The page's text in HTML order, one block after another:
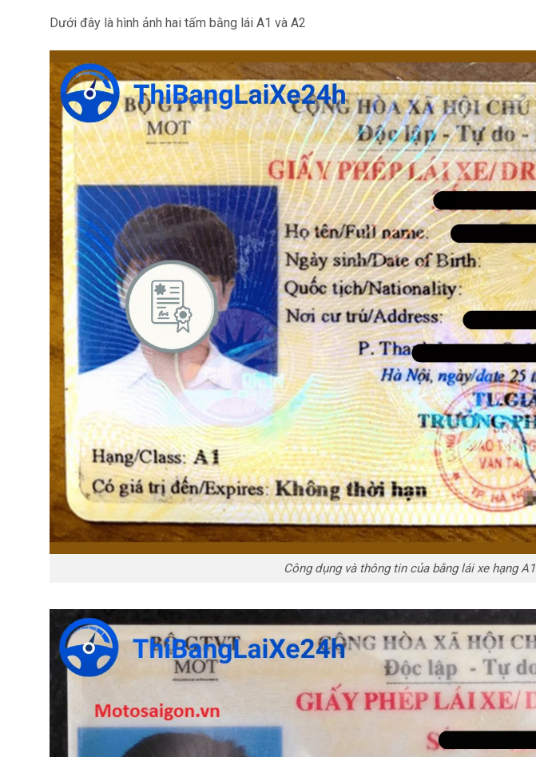
Dưới đây là hình ảnh hai tấm bằng lái A1 và A2
Công dụng và thông tin của bằng lái xe hạng A1